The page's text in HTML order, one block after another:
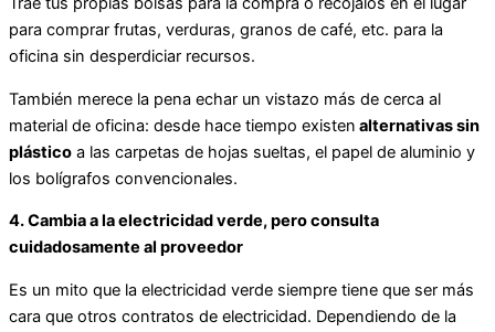
para comprar frutas, verduras, granos de café, etc. para la
oficina sin desperdiciar recursos.
También merece la pena echar un vistazo más de cerca al
material de oficina: desde hace tiempo existen alternativas sin
plástico a las carpetas de hojas sueltas, el papel de aluminio y
los bolígrafos convencionales.
4. Cambia a la electricidad verde, pero consulta
cuidadosamente al proveedor
Es un mito que la electricidad verde siempre tiene que ser más
cara que otros contratos de electricidad. Dependiendo de la